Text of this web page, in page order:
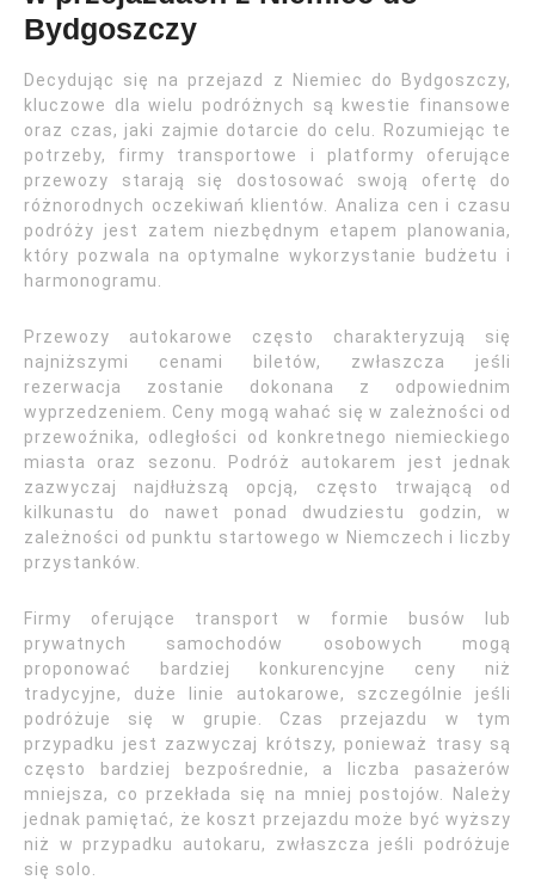
Bydgoszczy
Decydując się na przejazd z Niemiec do Bydgoszczy,
kluczowe dla wielu podróżnych są kwestie finansowe
oraz czas, jaki zajmie dotarcie do celu. Rozumiejąc te
potrzeby, firmy transportowe i platformy oferujące
przewozy starają się dostosować swoją ofertę do
różnorodnych oczekiwań klientów. Analiza cen i czasu
podróży jest zatem niezbędnym etapem planowania,
który pozwala na optymalne wykorzystanie budżetu i
harmonogramu.
Przewozy autokarowe często charakteryzują się
najniższymi cenami biletów, zwłaszcza jeśli
rezerwacja zostanie dokonana z odpowiednim
wyprzedzeniem. Ceny mogą wahać się w zależności od
przewoźnika, odległości od konkretnego niemieckiego
miasta oraz sezonu. Podróż autokarem jest jednak
zazwyczaj najdłuższą opcją, często trwającą od
kilkunastu do nawet ponad dwudziestu godzin, w
zależności od punktu startowego w Niemczech i liczby
przystanków.
Firmy oferujące transport w formie busów lub
prywatnych samochodów osobowych mogą
proponować bardziej konkurencyjne ceny niż
tradycyjne, duże linie autokarowe, szczególnie jeśli
podróżuje się w grupie. Czas przejazdu w tym
przypadku jest zazwyczaj krótszy, ponieważ trasy są
często bardziej bezpośrednie, a liczba pasażerów
mniejsza, co przekłada się na mniej postojów. Należy
jednak pamiętać, że koszt przejazdu może być wyższy
niż w przypadku autokaru, zwłaszcza jeśli podróżuje
się solo.